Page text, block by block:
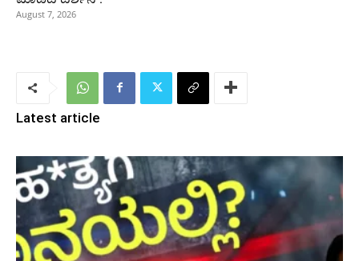
August 7, 2026
Latest article